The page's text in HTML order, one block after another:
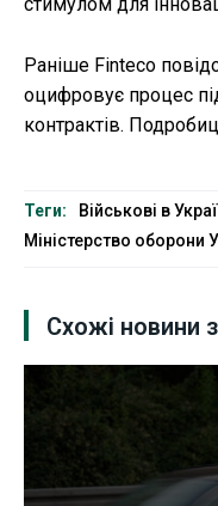
Раніше Finteco
оцифровує процес
контрактів.
Теги: Військові в
Міністерство оборони
Схожі новини